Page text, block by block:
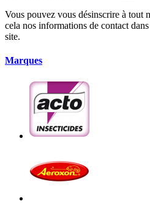
Vous pouvez vous désinscrire à tout
cela nos informations de contact
site.
Marques